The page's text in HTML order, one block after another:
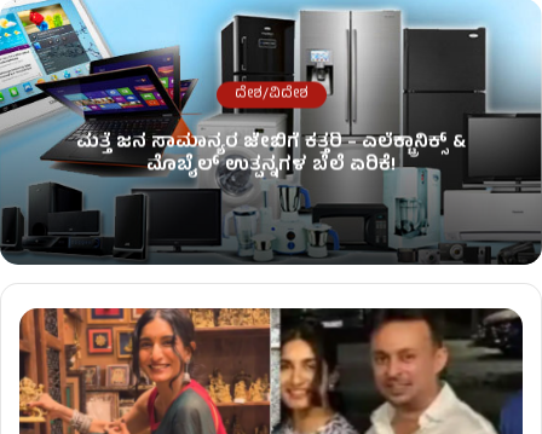
ದೇಶ/ವಿದೇಶ
ಮತ್ತೆ ಜನ ಸಾಮಾನ್ಯರ ಜೇಬಿಗೆ ಕತ್ತರಿ – ಎಲೆಕ್ಟ್ರಾನಿಕ್ಸ್ &
ಮೊಬೈಲ್ ಉತ್ಪನ್ನಗಳ ಬೆಲೆ ಏರಿಕೆ!